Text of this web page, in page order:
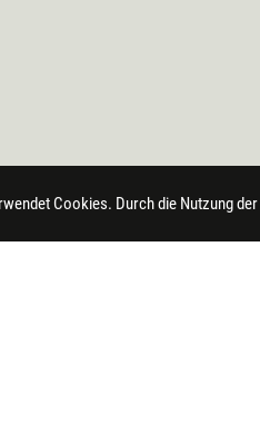
Cookies. Durch die Nutzung